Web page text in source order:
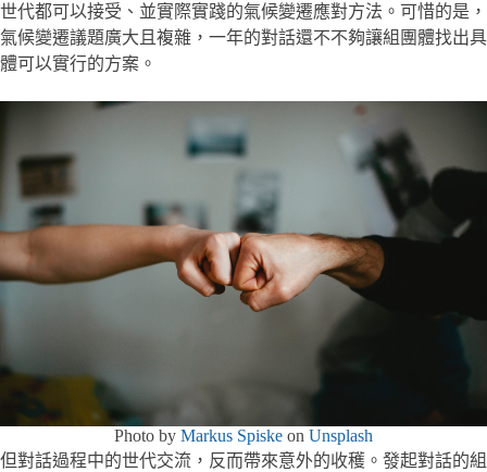
世代都可以接受、並實際實踐的氣候變遷應對方法。可惜的是，
氣候變遷議題廣大且複雜，一年的對話還不不夠讓組團體找出具
體可以實行的方案。
Photo by Markus Spiske on Unsplash
但對話過程中的世代交流，反而帶來意外的收穫。發起對話的組